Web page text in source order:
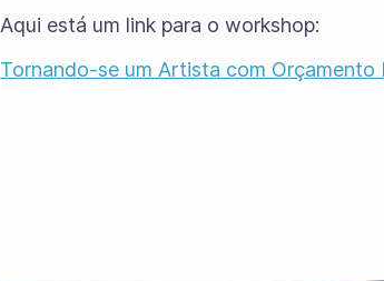
Aqui está um link para o workshop:
Tornando-se um Artista com Orçamento